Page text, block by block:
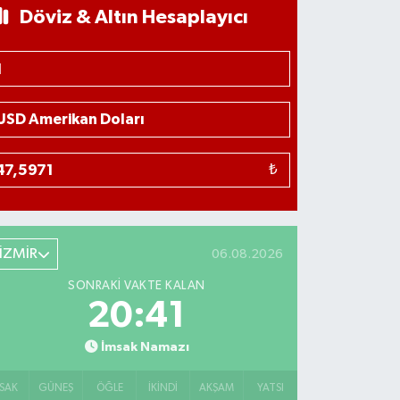
Döviz & Altın Hesaplayıcı
₺
06.08.2026
SONRAKI VAKTE KALAN
20:40
İmsak Namazı
GÜNEŞ ÖĞLE İKINDI AKŞAM YATSI